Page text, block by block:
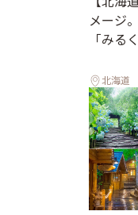
メージ
「みる
北海道